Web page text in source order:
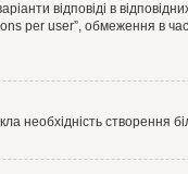
відповіді в
per user”, обмеження в
створення